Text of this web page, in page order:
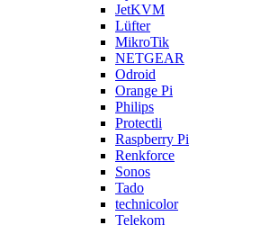
JetKVM
Lüfter
MikroTik
NETGEAR
Odroid
Orange Pi
Philips
Protectli
Raspberry Pi
Renkforce
Sonos
Tado
technicolor
Telekom